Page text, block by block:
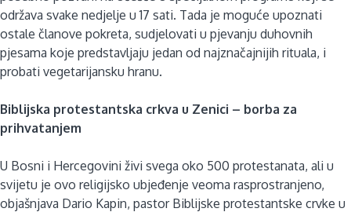
održava svake nedjelje u 17 sati. Tada je moguće upoznati
ostale članove pokreta, sudjelovati u pjevanju duhovnih
pjesama koje predstavljaju jedan od najznačajnijih rituala, i
probati vegetarijansku hranu.
Biblijska protestantska crkva u Zenici – borba za
prihvatanjem
U Bosni i Hercegovini živi svega oko 500 protestanata, ali u
svijetu je ovo religijsko ubjeđenje veoma rasprostranjeno,
objašnjava Dario Kapin, pastor Biblijske protestantske crvke u